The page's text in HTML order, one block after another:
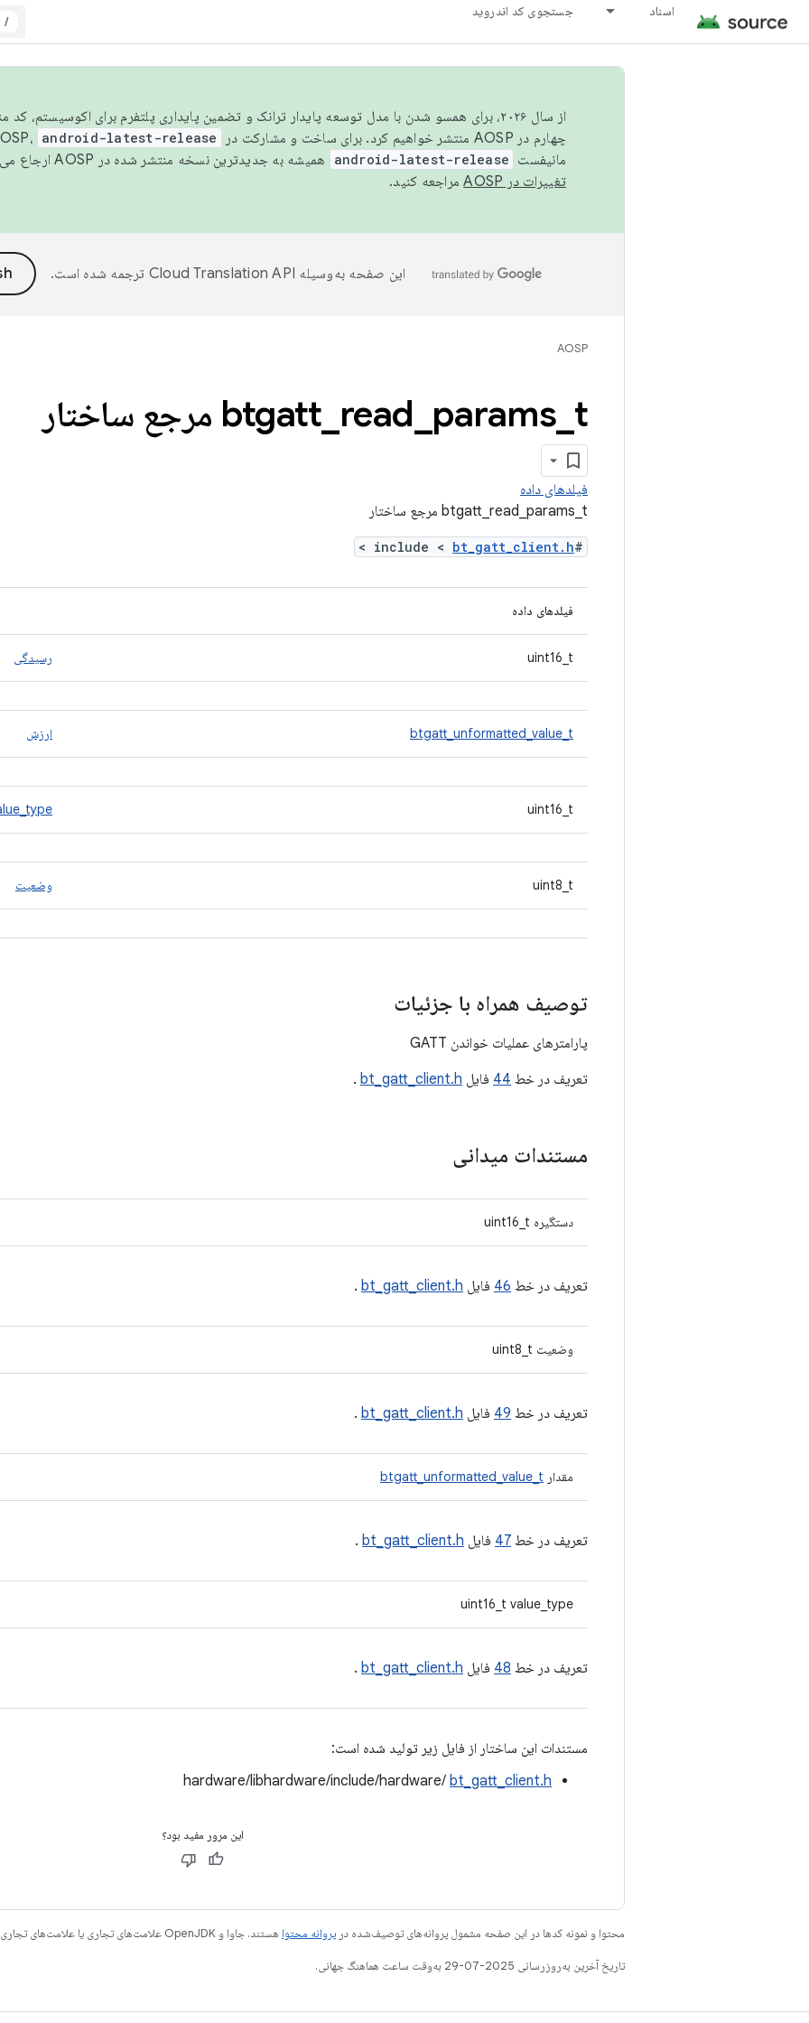
اسناد جستجوی کد اندروید
/
از سال ۲۰۲۶، برای همسو شدن با مدل توسعه پایدار ترانک و تضمین پایداری پلتفرم برای اکوسیستم،
چهارم در AOSP منتشر خواهیم کرد. برای ساخت و مشارکت در AOSP،
android-latest-release
مانیفست android-latest-release
همیشه به جدیدترین نسخه منتشر شده در AOSP ارجاع می‌دهد. برای اطلاعات بیشتر، به
تغییرات در AOSP
مراجعه کنید.
این صفحه به‌وسیله ترجمه شده است.
AOSP
btgatt read params t مرجع ساختار
فیلدهای داده
btgatt_read_params_t مرجع ساختار
#include <
bt_gatt_client.h
>
فیلدهای داده
uint16_t رسیدگی
btgatt_unformatted_value_t ارزش
uint16_t
uint8_t وضعیت
توصیف همراه با جزئیات
پارامترهای عملیات خواندن GATT
تعریف در خط 44 فایل bt_gatt_client.h
.
مستندات میدانی
دستگیره uint16_t
تعریف در خط 46 فایل bt_gatt_client.h
.
وضعیت uint8_t
تعریف در خط 49 فایل bt_gatt_client.h
.
مقدار btgatt_unformatted_value_t
تعریف در خط 47 فایل bt_gatt_client.h
.
uint16_t value_type
تعریف در خط 48 فایل bt_gatt_client.h
.
مستندات این ساختار از فایل زیر تولید شده است:
hardware/libhardware/include/hardware/ bt_gatt_client.h
این مرور مفید بود؟
محتوا و نمونه کدها در این صفحه مشمول پروانه‌های توصیف‌شده در پروانه محتوا هستند. جاوا و OpenJDK علامت‌های تجاری یا علامت‌های تجاری ثبت‌شده Oracle و/یا وابسته‌های آن هستند.
تاریخ آخرین به‌روزرسانی 2025-07-29 به‌وقت ساعت هماهنگ جهانی.